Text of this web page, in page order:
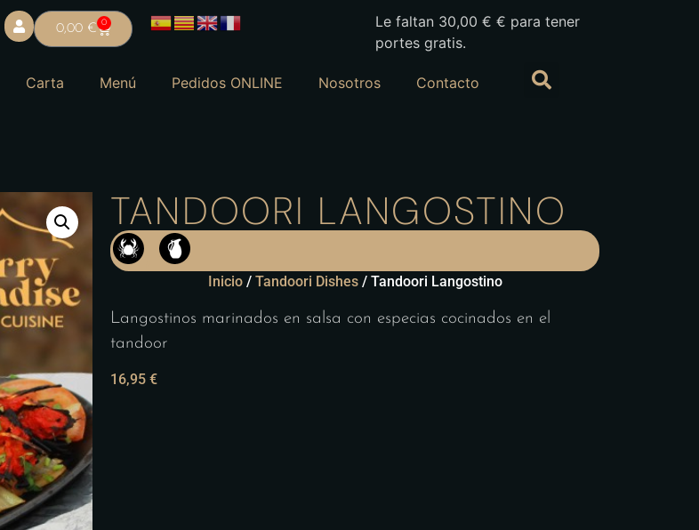
0,00 € 0 Le faltan 30,00€ € para tener
portes gratis.
Carta Menú Pedidos ONLINE Nosotros Contacto
TANDOORI LANGOSTINO
Inicio/ Tandoori Dishes/ Tandoori Langostino
Langostinos marinados en salsa con especias cocinados en el
tandoor
16,95 €